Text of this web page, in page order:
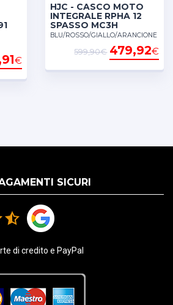
€
HJC - CASCO MOTO
INTEGRALE RPHA 12
SPASSO MC3H
BLU/ROSSO/GIALLO/ARANCIONE
479,92€
599,90€
SICURI
di credito e PayPal